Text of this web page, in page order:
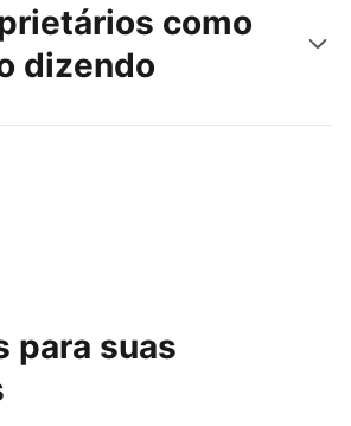
como
dizendo
anfitriões
para suas